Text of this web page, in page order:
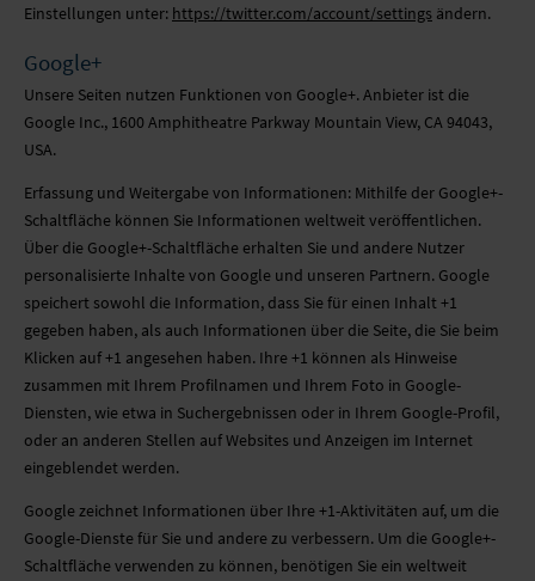
Einstellungen unter: https://twitter.com/account/settings ändern.
Google+
Unsere Seiten nutzen Funktionen von Google+. Anbieter ist die
Google Inc., 1600 Amphitheatre Parkway Mountain View, CA 94043,
USA.
Erfassung und Weitergabe von Informationen: Mithilfe der Google+-
Schaltfläche können Sie Informationen weltweit veröffentlichen.
Über die Google+-Schaltfläche erhalten Sie und andere Nutzer
personalisierte Inhalte von Google und unseren Partnern. Google
speichert sowohl die Information, dass Sie für einen Inhalt +1
gegeben haben, als auch Informationen über die Seite, die Sie beim
Klicken auf +1 angesehen haben. Ihre +1 können als Hinweise
zusammen mit Ihrem Profilnamen und Ihrem Foto in Google-
Diensten, wie etwa in Suchergebnissen oder in Ihrem Google-Profil,
oder an anderen Stellen auf Websites und Anzeigen im Internet
eingeblendet werden.
Google zeichnet Informationen über Ihre +1-Aktivitäten auf, um die
Google-Dienste für Sie und andere zu verbessern. Um die Google+-
Schaltfläche verwenden zu können, benötigen Sie ein weltweit